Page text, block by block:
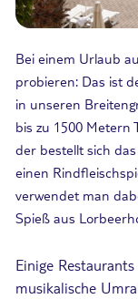
Bei einem Urlaub
probieren: Das ist
in unseren
bis zu 1500 Metern
der bestellt sich
einen
verwendet man
Spieß aus
Einige
musikalische